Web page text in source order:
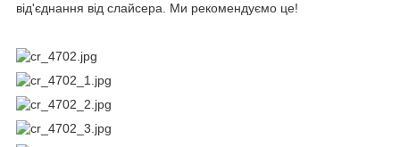
від'єднання від слайсера. Ми рекомендуємо це!